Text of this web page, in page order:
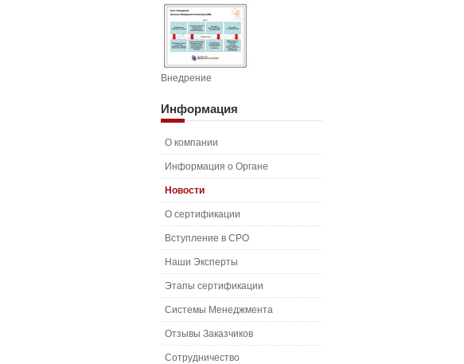
Внедрение
Информация
О компании
Информация о Органе
Новости
О сертификации
Вступление в СРО
Наши Эксперты
Этапы сертификации
Системы Менеджмента
Отзывы Заказчиков
Сотрудничество